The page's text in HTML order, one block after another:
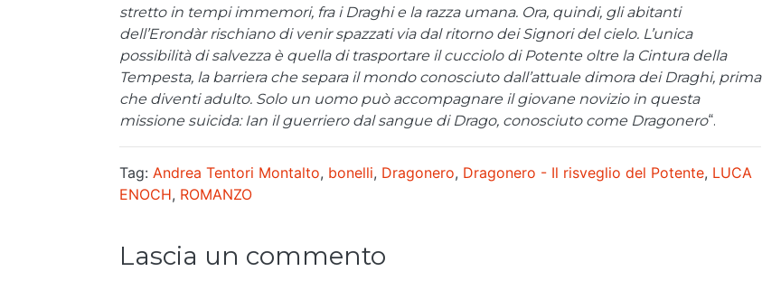
stretto in tempi immemori, fra i Draghi e la razza umana. Ora, quindi, gli abitanti
dell’Erondàr rischiano di venir spazzati via dal ritorno dei Signori del cielo. L’unica
possibilità di salvezza è quella di trasportare il cucciolo di Potente oltre la Cintura della
Tempesta, la barriera che separa il mondo conosciuto dall’attuale dimora dei Draghi, prima
che diventi adulto. Solo un uomo può accompagnare il giovane novizio in questa
missione suicida: Ian il guerriero dal sangue di Drago, conosciuto come Dragonero“.
Tag: Andrea Tentori Montalto, bonelli, Dragonero, Dragonero - Il risveglio del Potente, LUCA
ENOCH, ROMANZO
Lascia un commento